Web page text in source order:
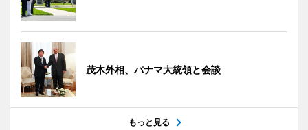
茂木外相、パナマ大統領と会談
もっと見る